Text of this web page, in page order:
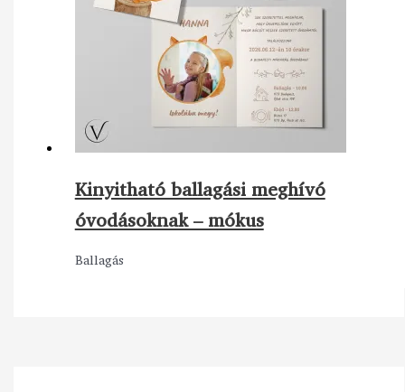
Kinyitható ballagási meghívó
óvodásoknak – mókus
Ballagás